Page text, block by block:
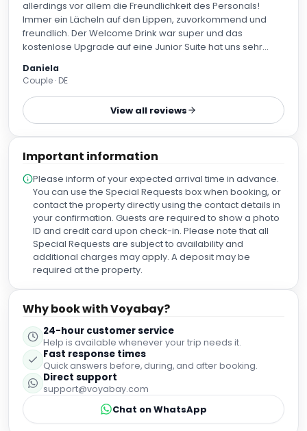
allerdings vor allem die Freundlichkeit des Personals!
Immer ein Lächeln auf den Lippen, zuvorkommend und
freundlich. Der Welcome Drink war super und das
kostenlose Upgrade auf eine Junior Suite hat uns sehr
eigentlich nie Halbpension, in diesem Hotel war es aber
genau die richtige Wahl und es hat uns an nichts gefehlt.
Alle Speisen waren lecker und frisch zubereitet. Die
Anlage ist sehr hübsch und gepflegt und unterscheidet
Musik in der Lobby war ein tolles Plus und das abendliche
in unmittelbarer Nähe zum Strand - eine schöne Bucht mit
türkisfarbenem Wasser. Supermärkte etc. sind ebenfalls
zahlreich vorhanden. Wir hatten wunderschöne Tage im
Hotel Mallorca Palace und bedanken und sehr für den
perfekten Aufenthalt.
Daniela
Couple · DE
View all reviews
Important information
Please inform of your expected arrival time in advance.
You can use the Special Requests box when booking, or
contact the property directly using the contact details in
your confirmation. Guests are required to show a photo
ID and credit card upon check-in. Please note that all
Special Requests are subject to availability and
additional charges may apply. A deposit may be
required at the property.
Why book with Voyabay?
24-hour customer service
Help is available whenever your trip needs it.
Fast response times
Quick answers before, during, and after booking.
Direct support
support@voyabay.com
Chat on WhatsApp